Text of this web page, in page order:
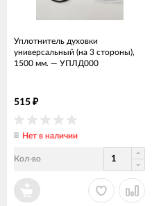
Уплотнитель духовки
универсальный (на 3 стороны),
1500 мм. — УПЛД000
515 ₽
Нет в наличии
Кол-во